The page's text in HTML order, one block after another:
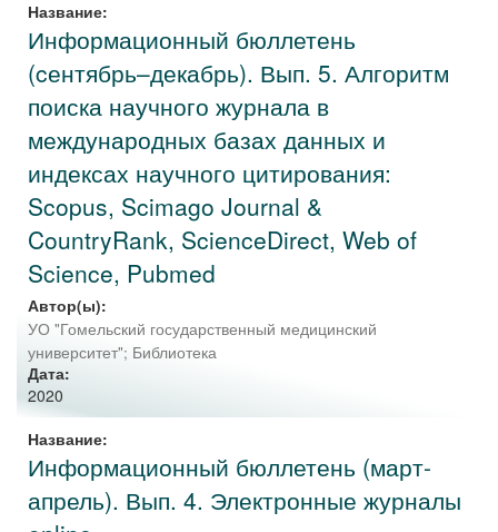
Название:
Информационный бюллетень
(cентябрь–декабрь). Вып. 5. Алгоритм
поиска научного журнала в
международных базах данных и
индексах научного цитирования:
Scopus, Scimago Journal &
CountryRank, ScienceDirect, Web of
Science, Pubmed
Автор(ы):
УО "Гомельский государственный медицинский
университет"; Библиотека
Дата:
2020
Название:
Информационный бюллетень (март-
апрель). Вып. 4. Электронные журналы